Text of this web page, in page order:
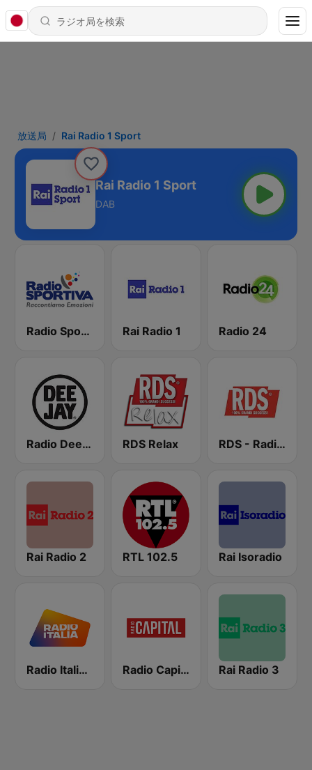
放送局 Rai Radio 1 Sport
Rai Radio 1 Sport
DAB
Radio Sportiva Rai Radio 1 Radio 24
Radio Deejay RDS Relax RDS - Radio Dimensione Suono
Rai Radio 2 RTL 102.5 Rai Isoradio
Radio Italia solomusicaitaliana Radio Capital Rai Radio 3